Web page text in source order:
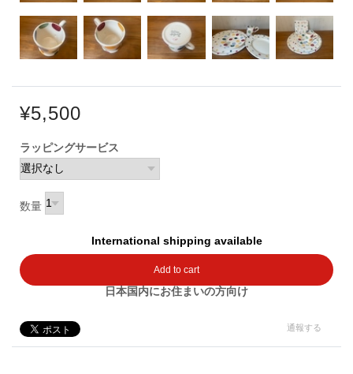
¥5,500
ラッピングサービス
数量
International shipping available
Add to cart
日本国内にお住まいの方向け
通報する